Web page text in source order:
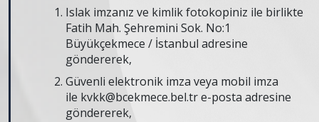
Islak imzanız ve kimlik fotokopiniz ile birlikte
Fatih Mah. Şehremini Sok. No:1
Büyükçekmece / İstanbul adresine
göndererek,
Güvenli elektronik imza veya mobil imza
ile kvkk@bcekmece.bel.tre-posta adresine
göndererek,